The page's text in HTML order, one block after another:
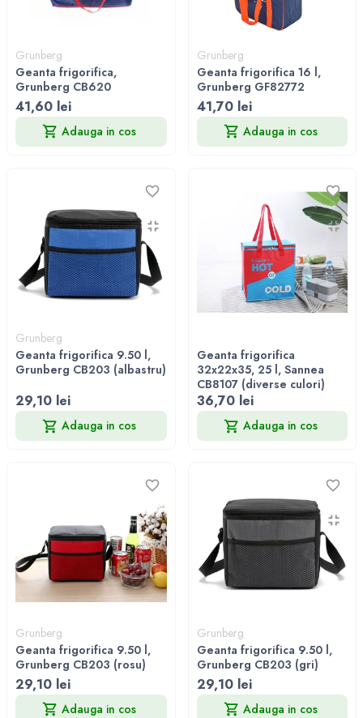
Grunberg
Geanta frigorifica,
Grunberg CB620
41,60 lei
Adauga in cos
Grunberg
Geanta frigorifica 16 l,
Grunberg GF82772
41,70 lei
Adauga in cos
Grunberg
Geanta frigorifica 9.50 l,
Grunberg CB203 (albastru)
29,10 lei
Adauga in cos
Geanta frigorifica
32x22x35, 25 l, Sannea
CB8107 (diverse culori)
36,70 lei
Adauga in cos
Grunberg
Geanta frigorifica 9.50 l,
Grunberg CB203 (rosu)
29,10 lei
Adauga in cos
Grunberg
Geanta frigorifica 9.50 l,
Grunberg CB203 (gri)
29,10 lei
Adauga in cos